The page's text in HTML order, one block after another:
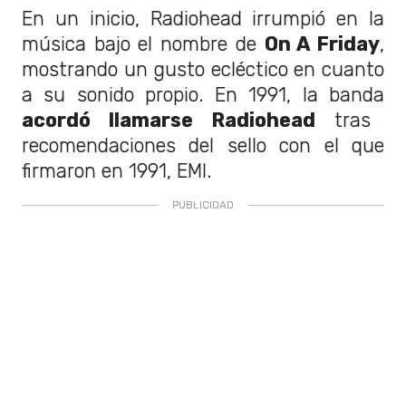
En un inicio, Radiohead irrumpió en la
música bajo el nombre de On A Friday,
mostrando un gusto ecléctico en cuanto
a su sonido propio. En 1991, la banda
acordó llamarse Radiohead tras
recomendaciones del sello con el que
firmaron en 1991, EMI.